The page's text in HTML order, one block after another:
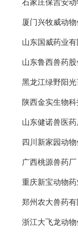
厦门兴牧威动
山东国威药业
山东鲁西兽药
黑龙江绿野阳
陕西金实生物
山东健诺兽医
四川新家园动
广西桃源兽药厂
重庆新宝动物
郑州农大兽药
浙江大飞龙动